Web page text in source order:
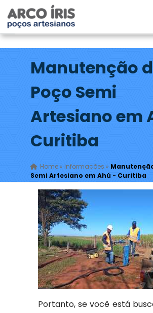
Manutenção
Poço Semi
Artesiano em
Curitiba
Home» Informações »
Semi Artesiano em Ahú - Curitiba
Portanto, se você está